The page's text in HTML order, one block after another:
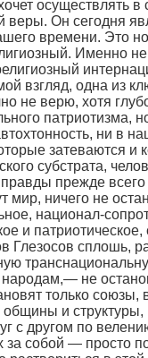
осуществлять в
веры. Он сегодня
времени. Это
Именно
взгляд, одна из
не верю, хотя
патриотизма,
ни в
затеваются и
субстрата,
прежде всего
мир, ничего не
национал-
и
Глезосов сплошь,
народам,— не
только
и структуры,
с другом по
за собой — просто